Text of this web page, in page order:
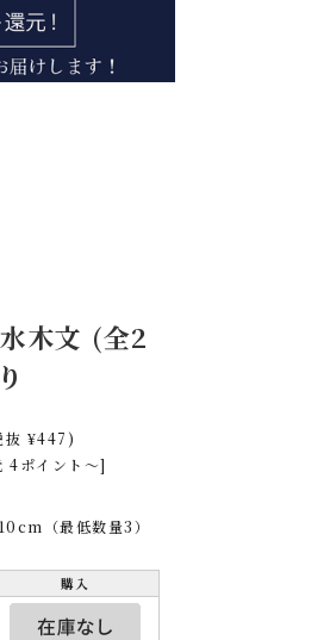
木文 (全2
抜 ¥447)
4ポイント～]
（最低数量3）
購入